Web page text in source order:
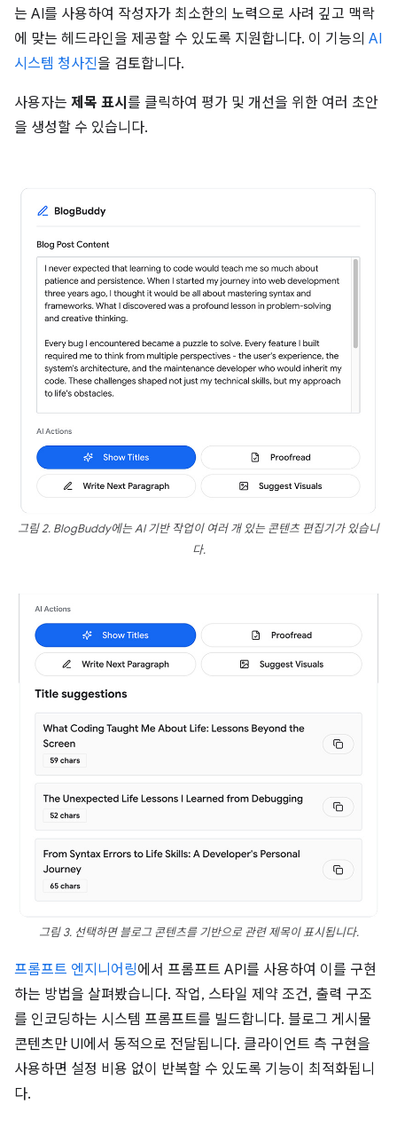
는 AI를 사용하여 작성자가 최소한의 노력으로 사려 깊고 맥락
에 맞는 헤드라인을 제공할 수 있도록 지원합니다. 이 기능의 AI
시스템 청사진을 검토합니다.
사용자는 제목 표시 를 클릭하여 평가 및 개선을 위한 여러 초안
을 생성할 수 있습니다.
그림 2. BlogBuddy에는 AI 기반 작업이 여러 개 있는 콘텐츠 편집기가 있습니
다.
그림 3. 선택하면 블로그 콘텐츠를 기반으로 관련 제목이 표시됩니다.
프롬프트 엔지니어링에서 프롬프트 API를 사용하여 이를 구현
하는 방법을 살펴봤습니다. 작업, 스타일 제약 조건, 출력 구조
를 인코딩하는 시스템 프롬프트를 빌드합니다. 블로그 게시물
콘텐츠만 UI에서 동적으로 전달됩니다. 클라이언트 측 구현을
사용하면 설정 비용 없이 반복할 수 있도록 기능이 최적화됩니
다.